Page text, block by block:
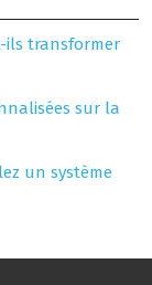
ils transformer
sur la
un système